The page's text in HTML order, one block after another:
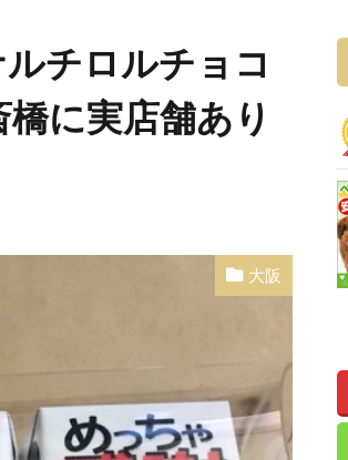
チロルチョコ
に実店舗あり
大阪